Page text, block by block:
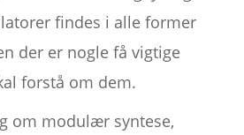
findes i alle former
der er nogle få vigtige
forstå om dem.
om modulær syntese,